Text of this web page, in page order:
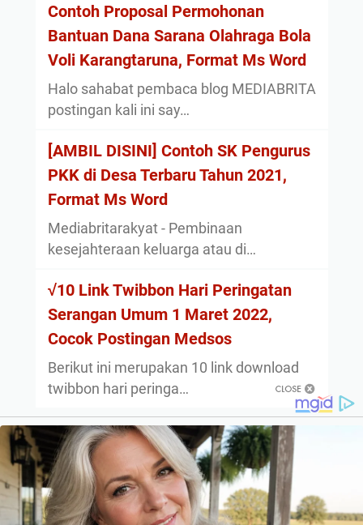
Contoh Proposal Permohonan
Bantuan Dana Sarana Olahraga Bola
Voli Karangtaruna, Format Ms Word
Halo sahabat pembaca blog MEDIABRITA
postingan kali ini say…
[AMBIL DISINI] Contoh SK Pengurus
PKK di Desa Terbaru Tahun 2021,
Format Ms Word
Mediabritarakyat - Pembinaan
kesejahteraan keluarga atau di…
√10 Link Twibbon Hari Peringatan
Serangan Umum 1 Maret 2022,
Cocok Postingan Medsos
Berikut ini merupakan 10 link download
twibbon hari peringa…
About Privacy Policy Sitemap
Disclaimer
Contact